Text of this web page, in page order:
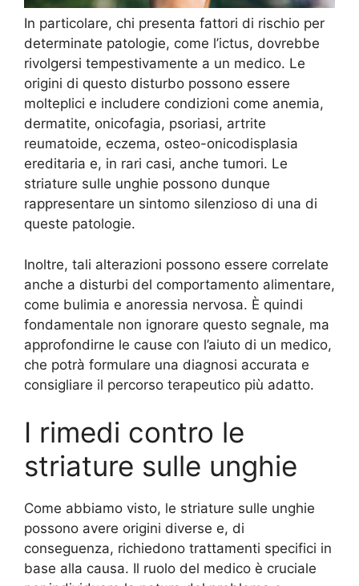
In particolare, chi presenta fattori di rischio per
determinate patologie, come l’ictus, dovrebbe
rivolgersi tempestivamente a un medico. Le
origini di questo disturbo possono essere
molteplici e includere condizioni come anemia,
dermatite, onicofagia, psoriasi, artrite
reumatoide, eczema, osteo-onicodisplasia
ereditaria e, in rari casi, anche tumori. Le
striature sulle unghie possono dunque
rappresentare un sintomo silenzioso di una di
queste patologie.
Inoltre, tali alterazioni possono essere correlate
anche a disturbi del comportamento alimentare,
come bulimia e anoressia nervosa. È quindi
fondamentale non ignorare questo segnale, ma
approfondirne le cause con l’aiuto di un medico,
che potrà formulare una diagnosi accurata e
consigliare il percorso terapeutico più adatto.
I rimedi contro le
striature sulle unghie
Come abbiamo visto, le striature sulle unghie
possono avere origini diverse e, di
conseguenza, richiedono trattamenti specifici in
base alla causa. Il ruolo del medico è cruciale